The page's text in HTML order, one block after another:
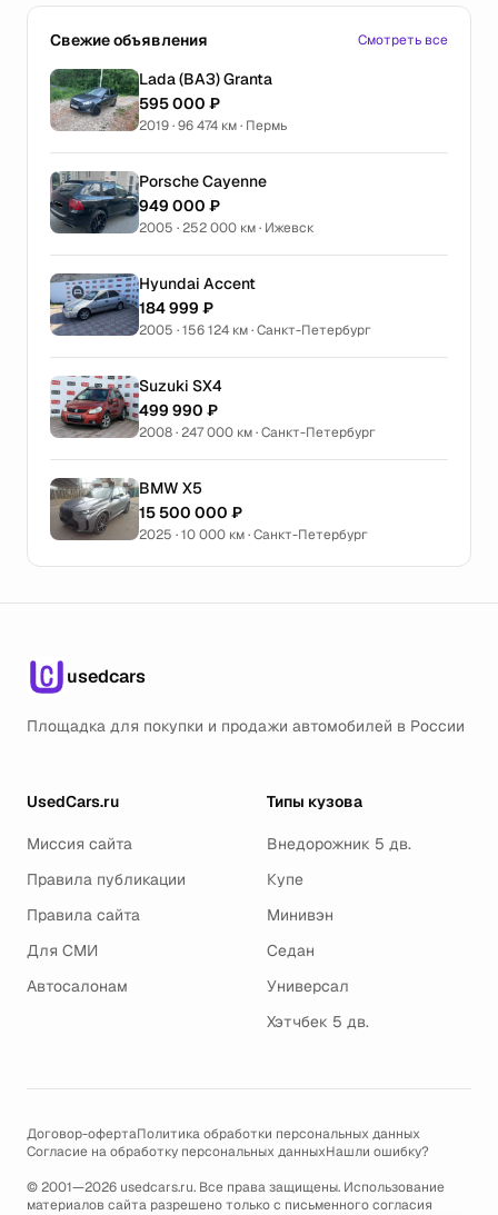
Свежие объявления Смотреть все
Lada (ВАЗ) Granta
595 000 ₽
2019 · 96 474 км · Пермь
Porsche Cayenne
949 000 ₽
2005 · 252 000 км · Ижевск
Hyundai Accent
184 999 ₽
2005 · 156 124 км · Санкт-Петербург
Suzuki SX4
499 990 ₽
2008 · 247 000 км · Санкт-Петербург
BMW X5
15 500 000 ₽
2025 · 10 000 км · Санкт-Петербург
usedcars
Площадка для покупки и продажи автомобилей в России
UsedCars.ru
Миссия сайта
Правила публикации
Правила сайта
Для СМИ
Автосалонам
Типы кузова
Внедорожник 5 дв.
Купе
Минивэн
Седан
Универсал
Хэтчбек 5 дв.
Договор-офертаПолитика обработки персональных данных
Согласие на обработку персональных данныхНашли ошибку?
© 2001—2026 usedcars.ru. Все права защищены. Использование
материалов сайта разрешено только с письменного согласия